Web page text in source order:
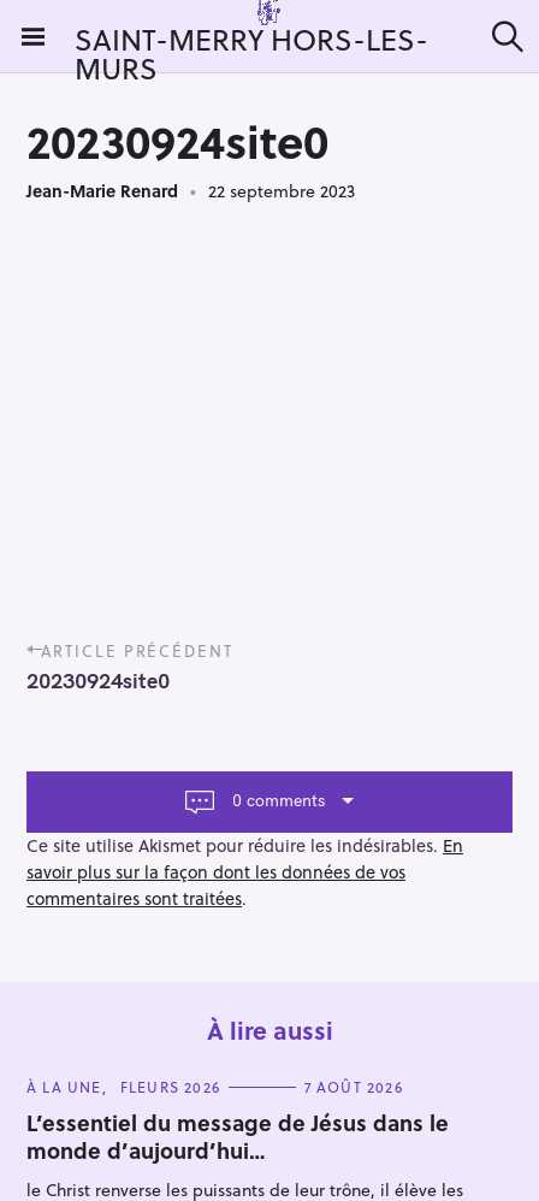
i
SAINT-MERRY HORS-LES-
MURS e
20230924site0
Jean-Marie Renard 22 septembre 2023
P
o
s
a
g
a
t
i
ARTICLE PRÉCÉDENT
20230924site0
0 comments
Ce site utilise Akismet pour réduire les indésirables. En
savoir plus sur la façon dont les données de vos
commentaires sont traitées.
À lire aussi
C
T
E
G
O
R
I
À LA UNE FLEURS 2026 7 AOÛT 2026
L’essentiel du message de Jésus dans le
monde d’aujourd’hui…
le Christ renverse les puissants de leur trône, il élève les